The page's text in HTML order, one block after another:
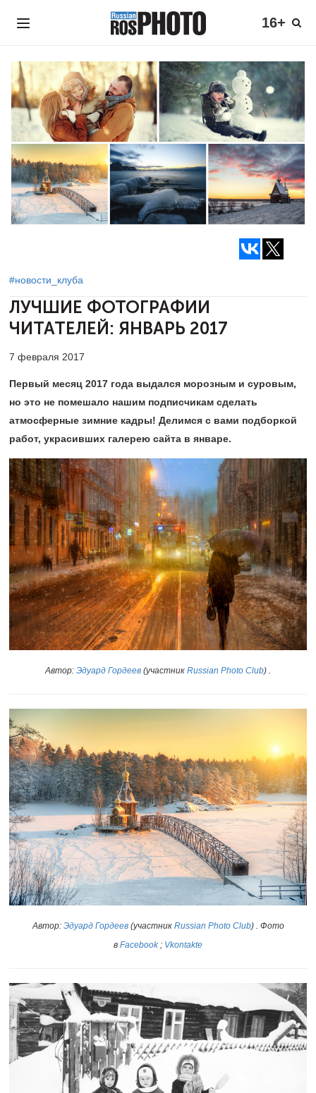
16+
#новости_клуба
ЛУЧШИЕ ФОТОГРАФИИ
ЧИТАТЕЛЕЙ: ЯНВАРЬ 2017
7 февраля 2017
Первый месяц 2017 года выдался морозным и суровым,
но это не помешало нашим подписчикам сделать
атмосферные зимние кадры! Делимся с вами подборкой
работ, украсивших галерею сайта в январе.
Автор: Эдуард Гордеев (участник Russian Photo Club) .
Автор: Эдуард Гордеев (участник Russian Photo Club) . Фото
в Facebook; Vkontakte